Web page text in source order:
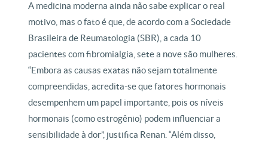
A medicina moderna ainda não sabe explicar o real
motivo, mas o fato é que, de acordo com a Sociedade
Brasileira de Reumatologia (SBR), a cada 10
pacientes com fibromialgia, sete a nove são mulheres.
“Embora as causas exatas não sejam totalmente
compreendidas, acredita-se que fatores hormonais
desempenhem um papel importante, pois os níveis
hormonais (como estrogênio) podem influenciar a
sensibilidade à dor”, justifica Renan. “Além disso,